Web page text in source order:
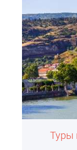
Туры